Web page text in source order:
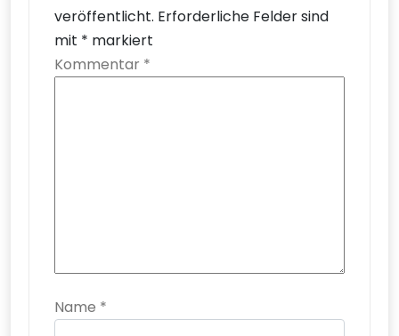
veröffentlicht. Erforderliche Felder sind
mit * markiert
Kommentar *
Name *